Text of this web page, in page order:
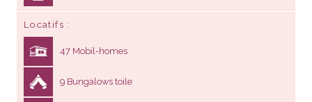
Locatifs
47 Mobil-homes
9 Bungalows toile